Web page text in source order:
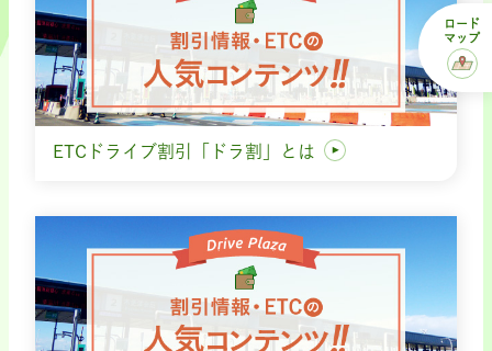
ETCドライブ割引「ドラ割」とは
ロード
マップ